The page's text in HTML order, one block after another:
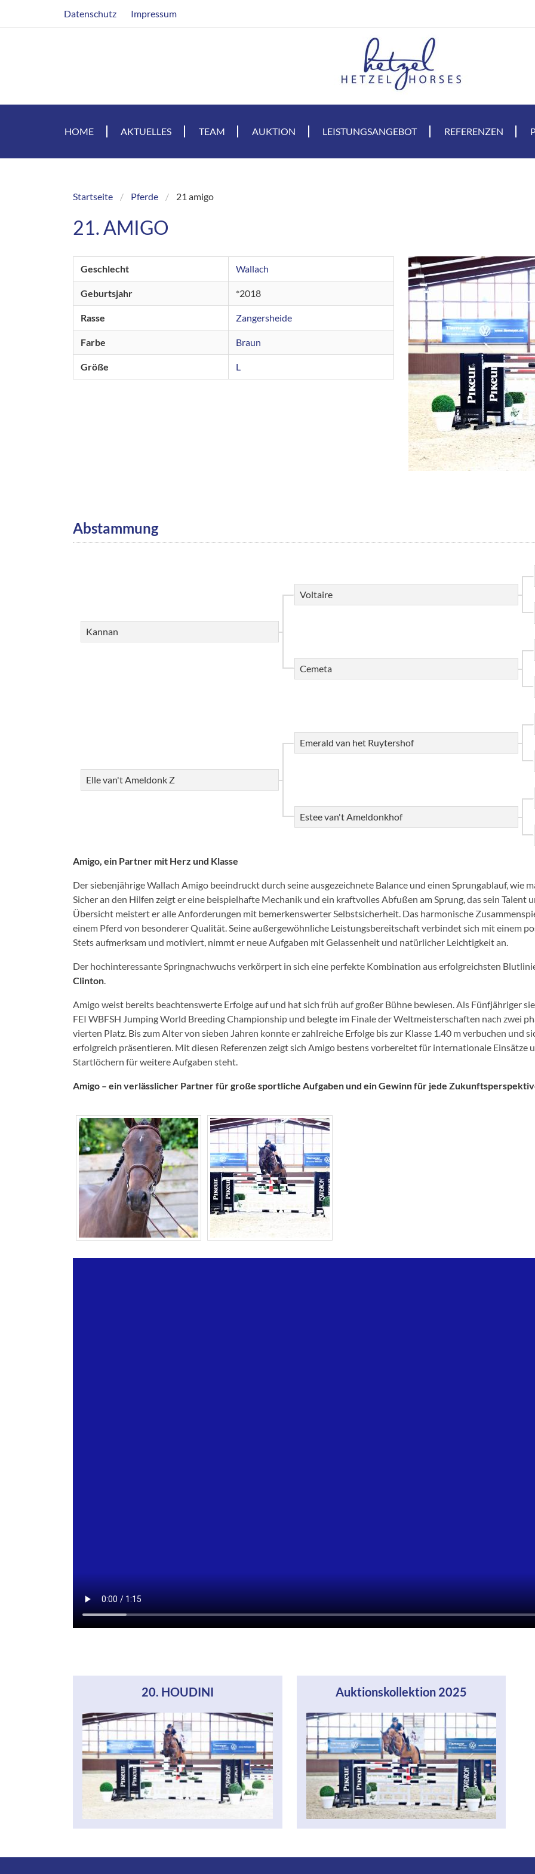
Datenschutz Impressum
HOME AKTUELLES TEAM AUKTION LEISTUNGSANGEBOT REFERENZEN
Breadcrumb
Startseite Pferde 21 amigo
21. AMIGO
Geschlecht Wallach
Geburtsjahr 2018
Rasse Zangersheide
Farbe Braun
Größe L
Abstammung
Kannan
Elle van't Ameldonk Z
Voltaire
Cemeta
Emerald van het Ruytershof
Estee van't Ameldonkhof
Amigo, ein Partner mit Herz und Klasse
Der siebenjährige Wallach Amigo beeindruckt durch seine ausgezeichnete Balance und einen Sprungablauf, wie
Sicher an den Hilfen zeigt er eine beispielhafte Mechanik und ein kraftvolles Abfußen am Sprung, das sein
Übersicht meistert er alle Anforderungen mit bemerkenswerter Selbstsicherheit. Das harmonische
einem Pferd von besonderer Qualität. Seine außergewöhnliche Leistungsbereitschaft verbindet sich mit einem
Stets aufmerksam und motiviert, nimmt er neue Aufgaben mit Gelassenheit und natürlicher Leichtigkeit an.
Der hochinteressante Springnachwuchs verkörpert in sich eine perfekte Kombination aus erfolgreichsten
Clinton.
Amigo weist bereits beachtenswerte Erfolge auf und hat sich früh auf großer Bühne bewiesen. Als Fünfjähriger
FEI WBFSH Jumping World Breeding Championship und belegte im Finale der Weltmeisterschaften nach zwei
vierten Platz. Bis zum Alter von sieben Jahren konnte er zahlreiche Erfolge bis zur Klasse 1.40 m verbuchen und
erfolgreich präsentieren. Mit diesen Referenzen zeigt sich Amigo bestens vorbereitet für internationale Einsätze
Startlöchern für weitere Aufgaben steht.
Amigo – ein verlässlicher Partner für große sportliche Aufgaben und ein Gewinn für jede
20. HOUDINI Auktionskollektion 2025